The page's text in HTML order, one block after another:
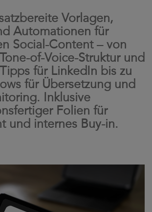
Vorlagen,
Automationen für
Social-Content – von
of-Voice-Struktur und
für LinkedIn bis zu
für Übersetzung und
Inklusive
Folien für
und internes Buy-in.